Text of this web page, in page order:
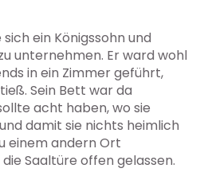
ein Königssohn und
unternehmen. Er ward wohl
in ein Zimmer geführt,
Sein Bett war da
acht haben, wo sie
damit sie nichts heimlich
einem andern Ort
Saaltüre offen gelassen.